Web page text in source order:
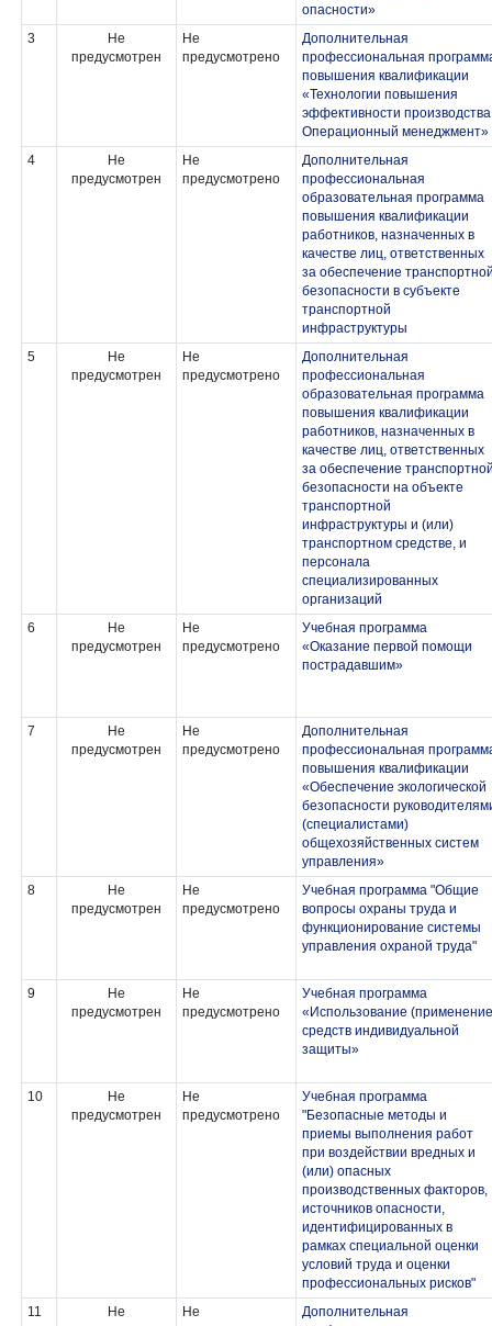
опасности»
3
Не
предусмотрен
Не
предусмотрено
Дополнительная
профессиональная
повышения квалификации
«Технологии повышения
эффективности
Операционный менеджмент»
4
Не
предусмотрен
Не
предусмотрено
Дополнительная
профессиональная
образовательная программа
повышения квалификации
работников, назначенных в
качестве лиц, ответственных
за обеспечение
безопасности в субъекте
транспортной
инфраструктуры
5
Не
предусмотрен
Не
предусмотрено
Дополнительная
профессиональная
образовательная программа
повышения квалификации
работников, назначенных в
качестве лиц, ответственных
за обеспечение
безопасности на объекте
транспортной
инфраструктуры и (или)
транспортном средстве, и
персонала
специализированных
организаций
6
Не
предусмотрен
Не
предусмотрено
Учебная программа
«Оказание первой помощи
пострадавшим»
7
Не
предусмотрен
Не
предусмотрено
Дополнительная
профессиональная
повышения квалификации
«Обеспечение экологической
безопасности
(специалистами)
общехозяйственных систем
управления»
8
Не
предусмотрен
Не
предусмотрено
Учебная программа "Общие
вопросы охраны труда и
функционирование системы
управления охраной труда"
9
Не
предусмотрен
Не
предусмотрено
Учебная программа
«Использование
средств индивидуальной
защиты»
10
Не
предусмотрен
Не
предусмотрено
Учебная программа
"Безопасные методы и
приемы выполнения работ
при воздействии вредных и
(или) опасных
производственных факторов,
источников опасности,
идентифицированных в
рамках специальной оценки
условий труда и оценки
профессиональных рисков"
11
Не
Не
Дополнительная